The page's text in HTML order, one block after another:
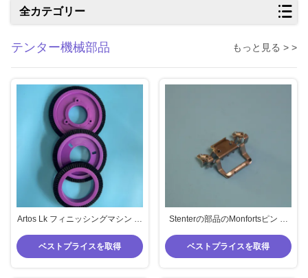
全カテゴリー
テンター機械部品 もっと見る > >
Artos Lk フィニッシングマシン ブ
ベストプライスを取得
Stenterの部品のMonfortsピン ク
ベストプライスを取得